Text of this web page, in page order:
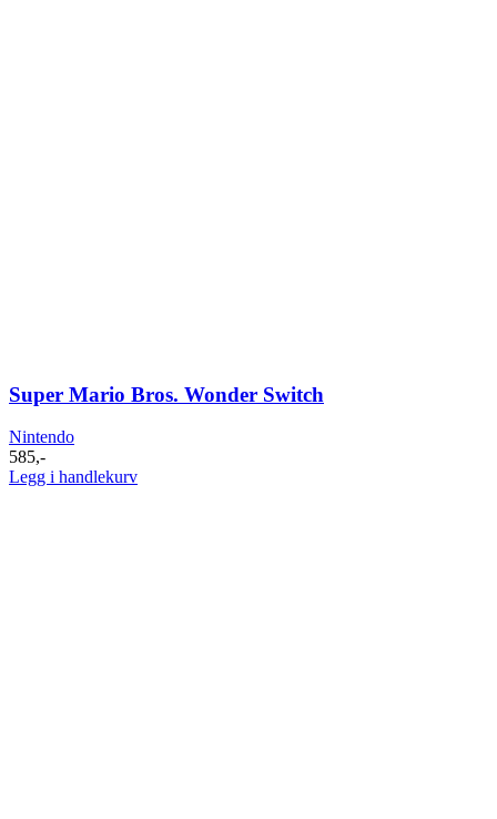
Super Mario Bros. Wonder Switch
Nintendo
585,-
Legg i handlekurv